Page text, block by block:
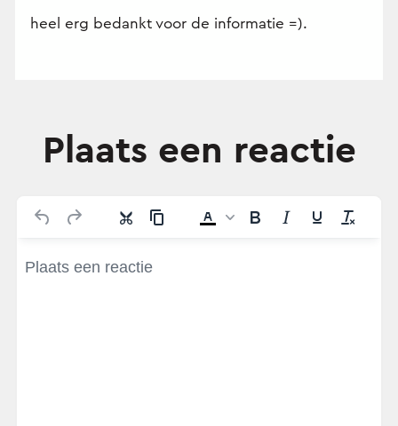
heel erg bedankt voor de informatie =).
Plaats een reactie